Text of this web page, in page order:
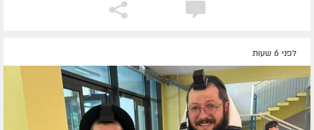
לפני 6 שעות